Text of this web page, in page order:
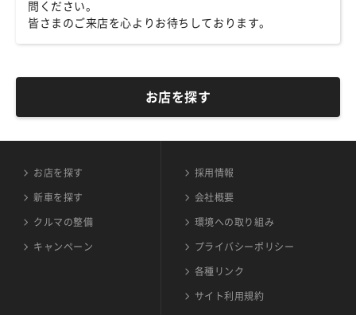
問ください。
皆さまのご来店を心よりお待ちしております。
お店を探す
お店を探す
新車を探す
クルマの整備
キャンペーン
採用情報
会社概要
環境への取り組み
プライバシーポリシー
各種リンク
サイト利用規約